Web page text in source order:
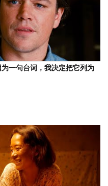
一句台词，我决定把它列为